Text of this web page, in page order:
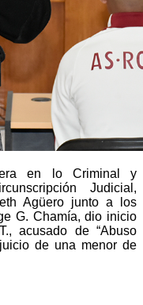
en lo Criminal y
Judicial,
Agüero junto a los
G. Chamía, dio inicio
acusado de “Abuso
de una menor de